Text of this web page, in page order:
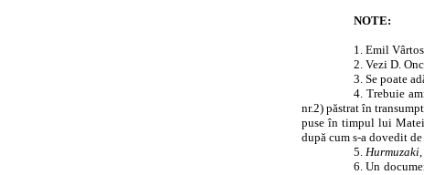
NOTE:
1. Emil
2. Vezi D.
3. Se poate
4. Trebuie
nr.2) păstrat în
puse în timpul lui Matei
după cum s‑a dovedit
5. Hurmuzaki
6. Un